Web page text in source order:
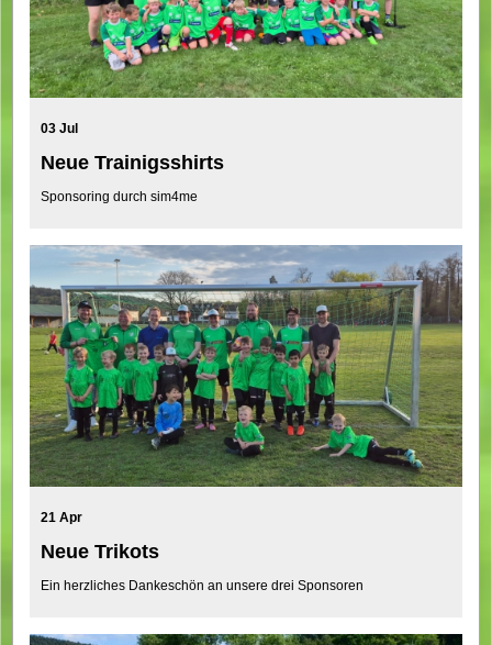
03 Jul
Neue Trainigsshirts
Sponsoring durch sim4me
21 Apr
Neue Trikots
Ein herzliches Dankeschön an unsere drei Sponsoren